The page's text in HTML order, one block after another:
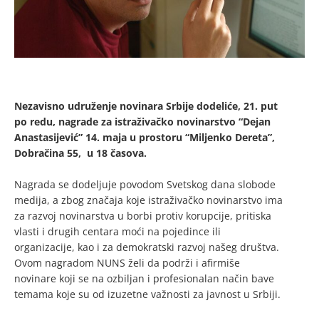
Nezavisno udruženje novinara Srbije dodeliće, 21. put
po redu, nagrade za istraživačko novinarstvo “Dejan
Anastasijević” 14. maja u prostoru “Miljenko Dereta”,
Dobračina 55, u 18 časova.
Nagrada se dodeljuje povodom Svetskog dana slobode
medija, a zbog značaja koje istraživačko novinarstvo ima
za razvoj novinarstva u borbi protiv korupcije, pritiska
vlasti i drugih centara moći na pojedince ili
organizacije, kao i za demokratski razvoj našeg društva.
Ovom nagradom NUNS želi da podrži i afirmiše
novinare koji se na ozbiljan i profesionalan način bave
temama koje su od izuzetne važnosti za javnost u Srbiji.